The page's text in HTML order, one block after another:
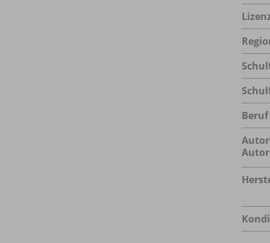
Beruf